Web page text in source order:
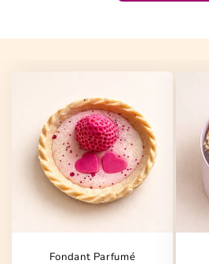
Fondant Parfumé